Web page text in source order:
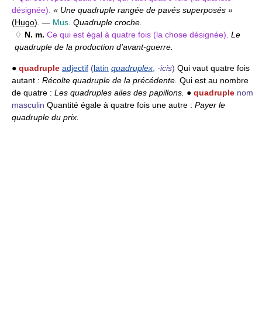
désignée). « Une quadruple rangée de pavés superposés »
(Hugo) — Mus. Quadruple croche.
♢ N. m. Ce qui est égal à quatre fois (la chose désignée). Le
quadruple de la production d'avant-guerre.
● quadruple adjectif (latin quadruplex -icis) Qui vaut quatre fois
autant : Récolte quadruple de la précédente. Qui est au nombre
de quatre : Les quadruples ailes des papillons. ● quadruple nom
masculin Quantité égale à quatre fois une autre : Payer le
quadruple du prix.